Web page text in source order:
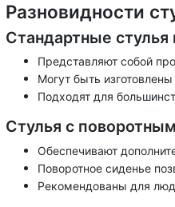
Разновидности
Стандартные стулья
Представляют собой
Могут быть
Подходят для
Стулья с
Обеспечивают
Поворотное сиденье
Рекомендованы для